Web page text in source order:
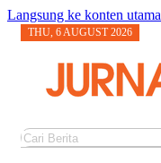
Langsung ke konten utama
THU, 6 AUGUST 2026
Cari